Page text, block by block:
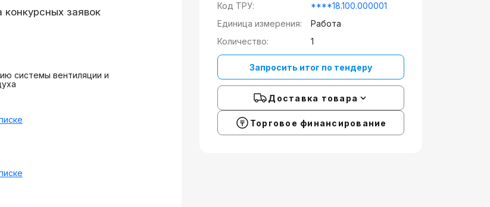
заявок
системы вентиляции и
Код ТРУ:
****18.100.000001
Единица измерения:
Работа
Количество:
1
Запросить итог по тендеру
Доставка товара
Торговое финансирование